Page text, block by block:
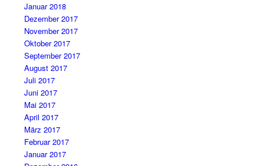
Januar 2018
Dezember 2017
November 2017
Oktober 2017
September 2017
August 2017
Juli 2017
Juni 2017
Mai 2017
April 2017
März 2017
Februar 2017
Januar 2017